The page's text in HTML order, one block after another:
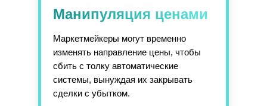
Манипуляция ценами
Маркетмейкеры могут временно
изменять направление цены, чтобы
сбить с толку автоматические
системы, вынуждая их закрывать
сделки с убытком.